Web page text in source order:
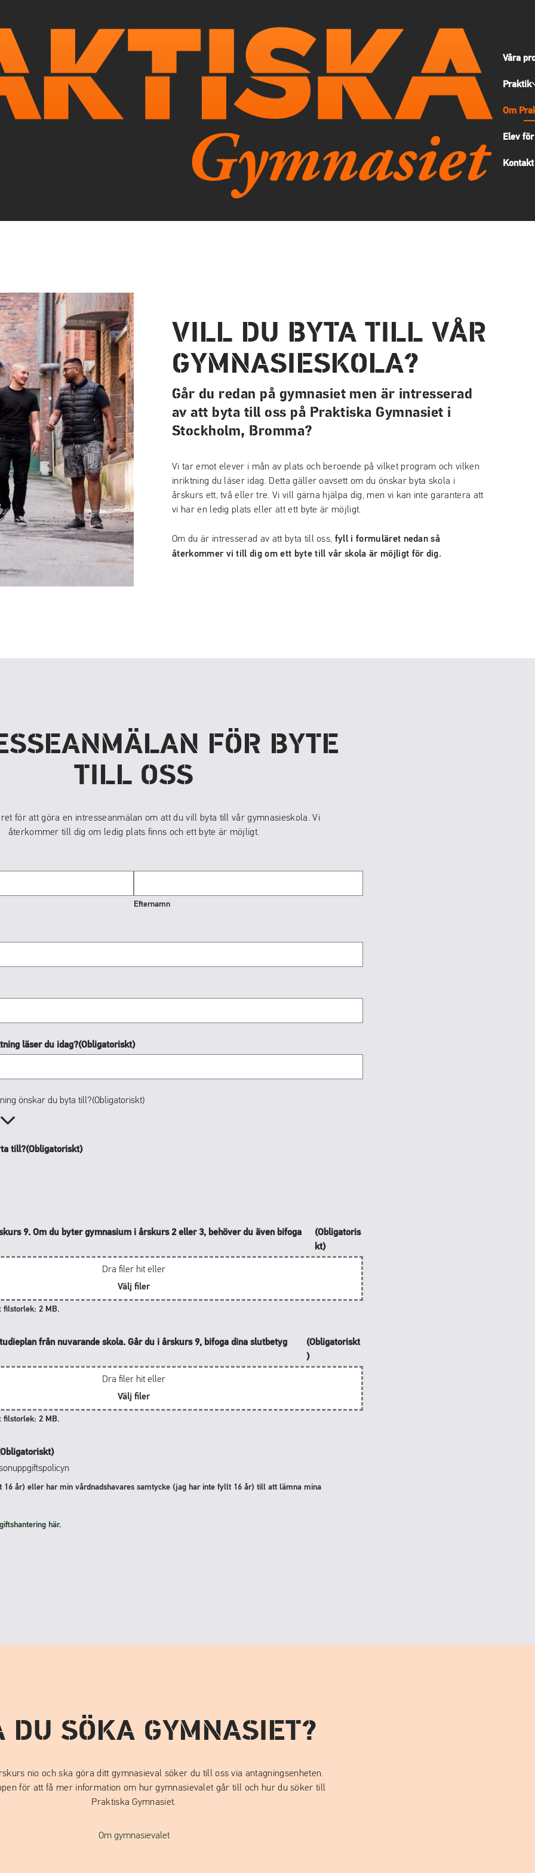
Våra
Praktik
Om
Elev
Kontakt
VILL DU BYTA TILL VÅR
GYMNASIESKOLA?
Går du redan på gymnasiet men är intresserad
av att byta till oss på Praktiska Gymnasiet i
Stockholm, Bromma?
Vi tar emot elever i mån av plats och beroende på vilket program och vilken
inriktning du läser idag. Detta gäller oavsett om du önskar byta skola i
årskurs ett, två eller tre. Vi vill gärna hjälpa dig, men vi kan inte garantera att
vi har en ledig plats eller att ett byte är möjligt.
Om du är intresserad av att byta till oss, fyll i formuläret nedan så
återkommer vi till dig om ett byte till vår skola är möjligt för dig.
FÖR BYTE
TILL OSS
för att göra en intresseanmälan om att du vill byta till vår gymnasieskola. Vi
återkommer till dig om ledig plats finns och ett byte är möjligt.
Efternamn
läser du idag?(Obligatoriskt)
önskar du byta till?(Obligatoriskt)
till?(Obligatoriskt)
9. Om du byter gymnasium i årskurs 2 eller 3, behöver du även bifoga
(Obligatoris
kt)
Dra filer hit eller
Välj filer
filstorlek: 2 MB.
från nuvarande skola. Går du i årskurs 9, bifoga dina slutbetyg
(Obligatoriskt
)
Dra filer hit eller
Välj filer
filstorlek: 2 MB.
år) eller har min vårdnadshavares samtycke (jag har inte fyllt 16 år) till att lämna mina
här.
DU SÖKA GYMNASIET?
nio och ska göra ditt gymnasieval söker du till oss via antagningsenheten.
för att få mer information om hur gymnasievalet går till och hur du söker till
Praktiska Gymnasiet.
Om gymnasievalet